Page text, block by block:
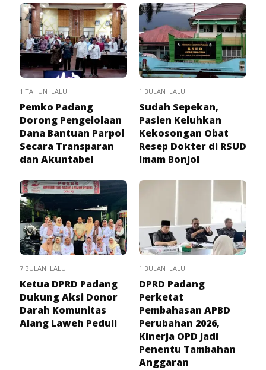
1 TAHUN LALU
Pemko Padang
Dorong Pengelolaan
Dana Bantuan Parpol
Secara Transparan
dan Akuntabel
1 BULAN LALU
Sudah Sepekan,
Pasien Keluhkan
Kekosongan Obat
Resep Dokter di RSUD
Imam Bonjol
7 BULAN LALU
Ketua DPRD Padang
Dukung Aksi Donor
Darah Komunitas
Alang Laweh Peduli
1 BULAN LALU
DPRD Padang
Perketat
Pembahasan APBD
Perubahan 2026,
Kinerja OPD Jadi
Penentu Tambahan
Anggaran